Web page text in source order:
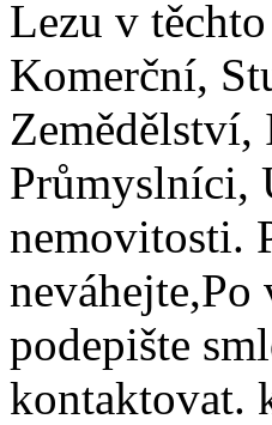
Lezu v
Komerční,
Průmyslníci,
nemovitosti.
podepište
kontaktovat.